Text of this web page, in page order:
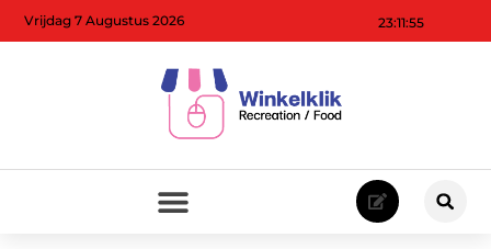
23:11:56
Vrijdag 7 Augustus 2026